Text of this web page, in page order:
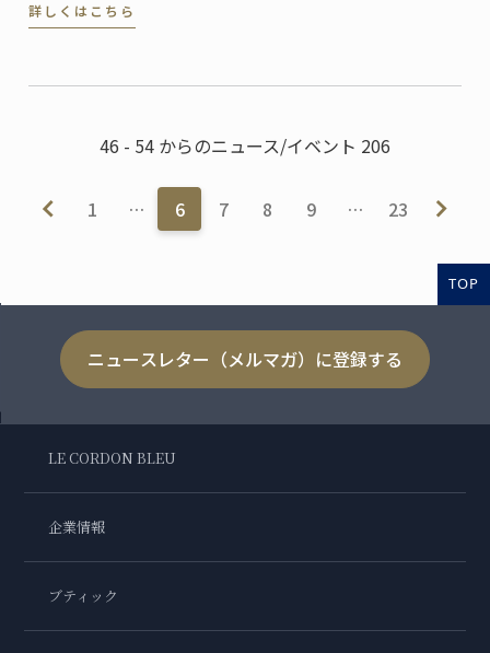
詳しくはこちら
46 - 54 からのニュース/イベント 206
1 … 6 7 8 9 … 23
TOP
ニュースレター（メルマガ）に登録する
LE CORDON BLEU
企業情報
ブティック